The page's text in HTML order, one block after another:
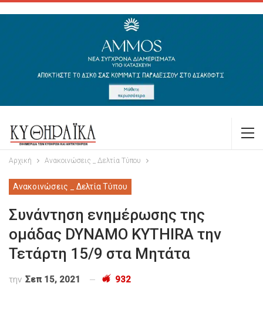
Αρχική Ανακοινώσεις _ Δελτία Τύπου
Ανακοινώσεις _ Δελτία Τύπου
Συνάντηση ενημέρωσης της
ομάδας DYNAMO KYTHIRA την
Τετάρτη 15/9 στα Μητάτα
την Σεπ 15, 2021 932